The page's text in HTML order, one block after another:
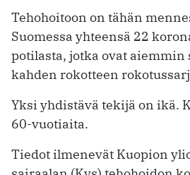
Tehohoitoon on tähän
Suomessa yhteensä 22
potilasta, jotka ovat aiemmin
kahden rokotteen
Yksi yhdistävä tekijä on ikä.
60-vuotiaita.
Tiedot ilmenevät Kuopion